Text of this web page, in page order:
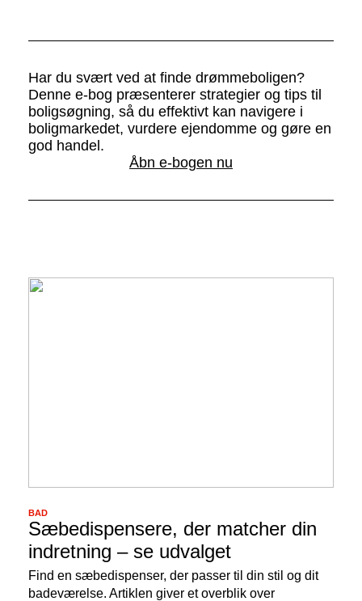
Har du svært ved at finde drømmeboligen?
Denne e-bog præsenterer strategier og tips til
boligsøgning, så du effektivt kan navigere i
boligmarkedet, vurdere ejendomme og gøre en
god handel.
Åbn e-bogen nu
Sæbedispensere, der matcher din
indretning – se udvalget
BAD
Find en sæbedispenser, der passer til din stil og dit
badeværelse. Artiklen giver et overblik over